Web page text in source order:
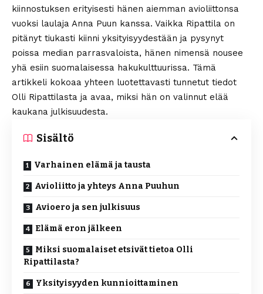
kiinnostuksen erityisesti hänen aiemman avioliittonsa
vuoksi laulaja Anna Puun kanssa. Vaikka Ripattila on
pitänyt tiukasti kiinni yksityisyydestään ja pysynyt
poissa median parrasvaloista, hänen nimensä nousee
yhä esiin suomalaisessa hakukulttuurissa. Tämä
artikkeli kokoaa yhteen luotettavasti tunnetut tiedot
Olli Ripattilasta ja avaa, miksi hän on valinnut elää
kaukana julkisuudesta.
Sisältö
Varhainen elämä ja tausta
Avioliitto ja yhteys Anna Puuhun
Avioero ja sen julkisuus
Elämä eron jälkeen
Miksi suomalaiset etsivät tietoa Olli
Ripattilasta?
Yksityisyyden kunnioittaminen